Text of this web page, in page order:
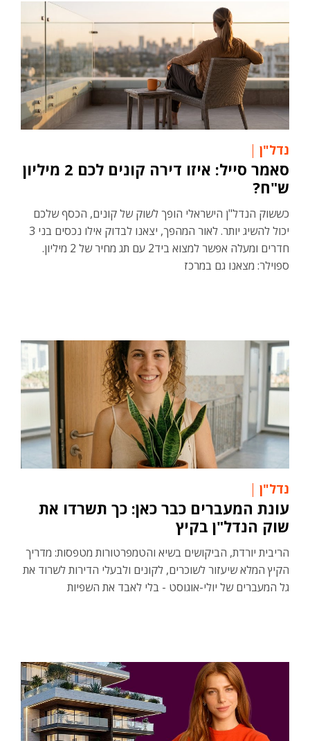
נדל"ן
סאמר סייל: איזו דירה קונים לכם 2 מיליון
ש"ח?
כששוק הנדל"ן הישראלי הופך לשוק של קונים, הכסף שלכם
יכול להשיג יותר. לאור המהפך, יצאנו לבדוק אילו נכסים בני 3
חדרים ומעלה אפשר למצוא ביד2 עם תג מחיר של 2 מיליון.
ספוילר: מצאנו גם במרכז
נדל"ן
עונת המעברים כבר כאן: כך תשרדו את
שוק הנדל"ן בקיץ
הריבית יורדת, הביקושים בשיא והטמפרטורות מטפסות: מדריך
הקיץ המלא שיעזור לשוכרים, לקונים ולבעלי הדירות לשרוד את
גל המעברים של יולי-אוגוסט - בלי לאבד את השפיות